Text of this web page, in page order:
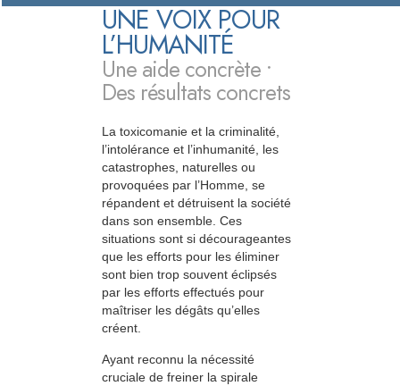
UNE VOIX POUR
L’HUMANITÉ
Une aide concrète •
Des résultats concrets
La toxicomanie et la criminalité,
l’intolérance et l’inhumanité, les
catastrophes, naturelles ou
provoquées par l’Homme, se
répandent et détruisent la société
dans son ensemble. Ces
situations sont si décourageantes
que les efforts pour les éliminer
sont bien trop souvent éclipsés
par les efforts effectués pour
maîtriser les dégâts qu’elles
créent.
Ayant reconnu la nécessité
cruciale de freiner la spirale